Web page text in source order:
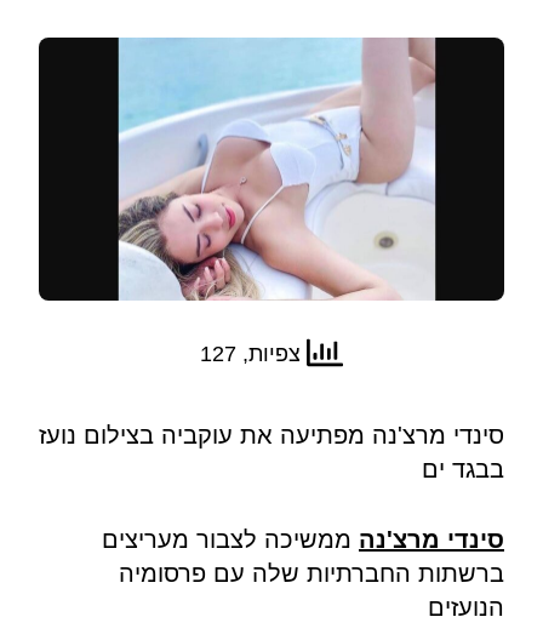
צפיות, 127
סינדי מרצ'נה מפתיעה את עוקביה בצילום נועז
בבגד ים
סינדי מרצ'נה ממשיכה לצבור מעריצים
ברשתות החברתיות שלה עם פרסומיה
הנועזים